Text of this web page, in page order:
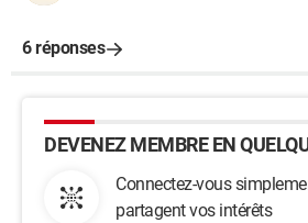
6 réponses
DEVENEZ MEMBRE EN
Connectez-vous
partagent vos intérêts